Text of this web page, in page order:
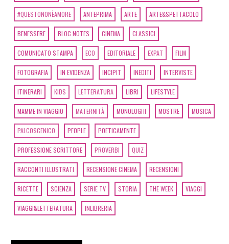
#QUESTONONÈAMORE ANTEPRIMA ARTE ARTE&SPETTACOLO
BENESSERE BLOC NOTES CINEMA CLASSICI
COMUNICATO STAMPA ECO EDITORIALE EXPAT FILM
FOTOGRAFIA IN EVIDENZA INCIPIT INEDITI INTERVISTE
ITINERARI KIDS LETTERATURA LIBRI LIFESTYLE
MAMME IN VIAGGIO MATERNITÀ MONOLOGHI MOSTRE MUSICA
PALCOSCENICO PEOPLE POETICAMENTE
PROFESSIONE SCRITTORE PROVERBI QUIZ
RACCONTI ILLUSTRATI RECENSIONE CINEMA RECENSIONI
RICETTE SCIENZA SERIE TV STORIA THE WEEK VIAGGI
VIAGGI&LETTERATURA INLIBRERIA